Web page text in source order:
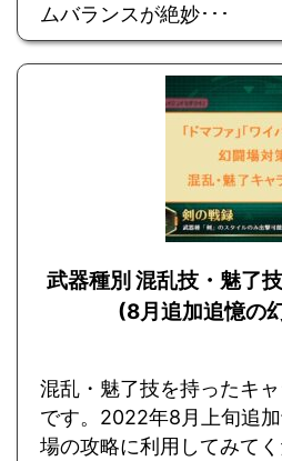
ムバランスが絶妙･･･
武器種別 混乱技・魅了
(8月追加追憶の
混乱・魅了技を持ったキ
です。2022年8月上旬追
場の攻略に利用してみて